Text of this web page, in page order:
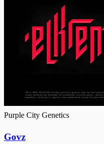
Purple City Genetics
Govz